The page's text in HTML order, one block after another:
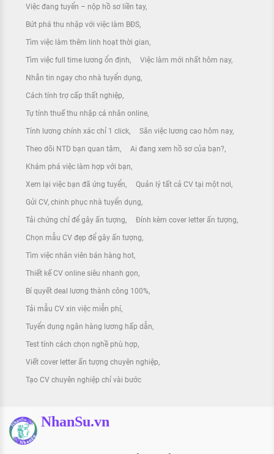
Việc đang tuyển – nộp hồ sơ liền tay
Bứt phá thu nhập với việc làm BĐS
Tìm việc làm thêm linh hoạt thời gian
Tìm việc full time lương ổn định Việc làm mới nhất hôm nay
Nhắn tin ngay cho nhà tuyển dụng
Cách tính trợ cấp thất nghiệp
Tự tính thuế thu nhập cá nhân online
Tính lương chính xác chỉ 1 click Săn việc lương cao hôm nay
Theo dõi NTD bạn quan tâm Ai đang xem hồ sơ của bạn?
Khám phá việc làm hợp với bạn
Xem lại việc bạn đã ứng tuyển Quản lý tất cả CV tại một nơi
Gửi CV, chinh phục nhà tuyển dụng
Tải chứng chỉ để gây ấn tượng Đính kèm cover letter ấn tượng
Chọn mẫu CV đẹp để gây ấn tượng
Tìm việc nhân viên bán hàng hot
Thiết kế CV online siêu nhanh gọn
Bí quyết deal lương thành công 100%
Tải mẫu CV xin việc miễn phí
Tuyển dụng ngân hàng lương hấp dẫn
Test tính cách chọn nghề phù hợp
Viết cover letter ấn tượng chuyên nghiệp
Tạo CV chuyên nghiệp chỉ vài bước
NhanSu.vn